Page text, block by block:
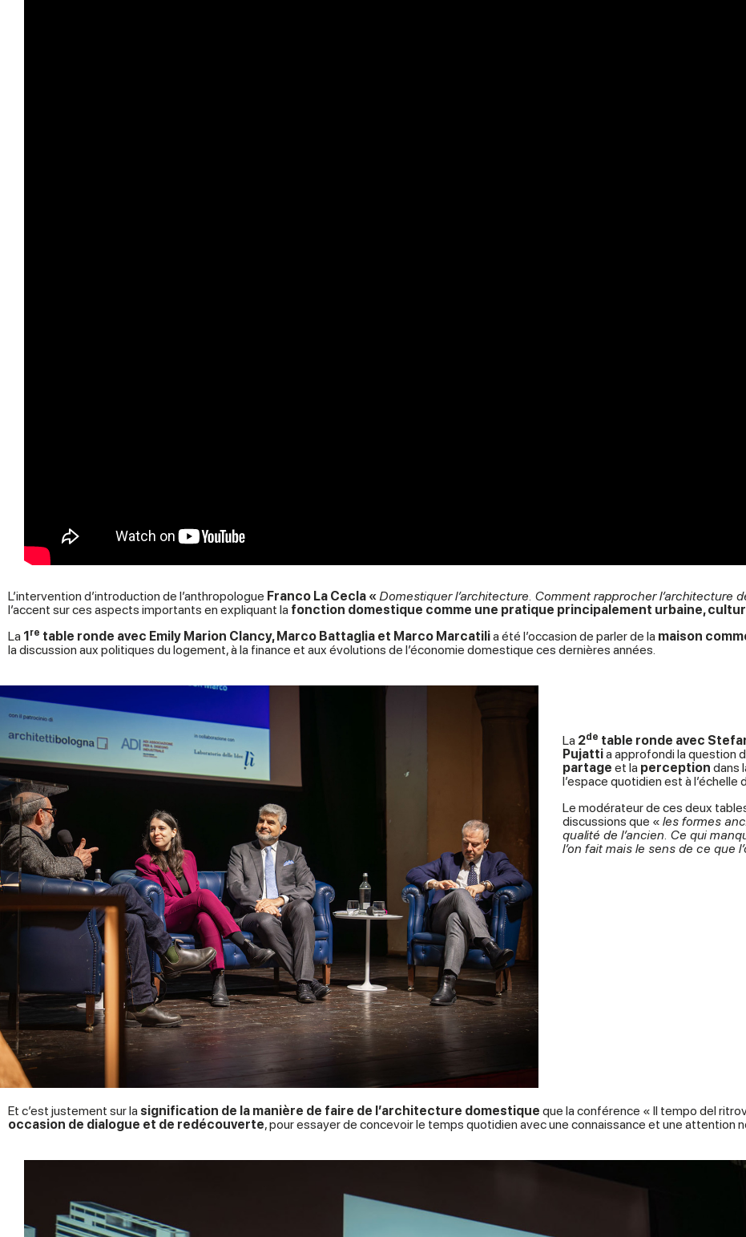
L’intervention d’introduction de l’anthropologue Franco La Cecla «Domestiquer l’architecture. Comment rapprocher l’architecture
l’accent sur ces aspects importants en expliquant la fonction domestique comme une pratique principalement urbaine,
La 1 re table ronde avec Emily Marion Clancy, Marco Battaglia et Marco Marcatilia été l’occasion de parler de la maison
la discussion aux politiques du logement, à la finance et aux évolutions de l’économie domestique ces dernières années.
La 2de table ronde avec
Pujattia approfondi la question
partage et la perception dans
l’espace quotidien est à
Le modérateur de ces deux
discussions que « les formes
qualité de l’ancien. Ce qui
l’on fait mais le sens de ce que
Et c’est justement sur la signification de la manière de faire de l’architecture domestique que la conférence « Il tempo del
occasion de dialogue et de redécouverte, pour essayer de concevoir le temps quotidien avec une connaissance et une attention